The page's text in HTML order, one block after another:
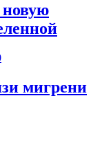
мигрени